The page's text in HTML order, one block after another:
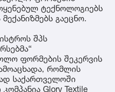
ტექნოლოგიებს
გაეცნო.
შპს
ფორმების შეკერვის
რომლის
საქართველოში
Glory Textile